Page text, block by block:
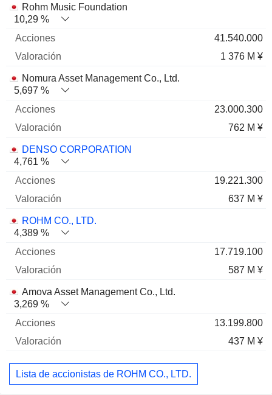
Nombre Acciones % Valoración
Rohm Music Foundation
10,29 %
41.540.000
1 376 M ¥
Nomura Asset Management Co., Ltd.
5,697 %
23.000.300
762 M ¥
DENSO CORPORATION
4,761 %
19.221.300
637 M ¥
ROHM CO., LTD.
4,389 %
17.719.100
587 M ¥
Amova Asset Management Co., Ltd.
3,269 %
13.199.800
437 M ¥
Lista de accionistas de ROHM CO., LTD.